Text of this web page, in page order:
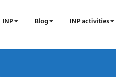
INP Blog INP activities